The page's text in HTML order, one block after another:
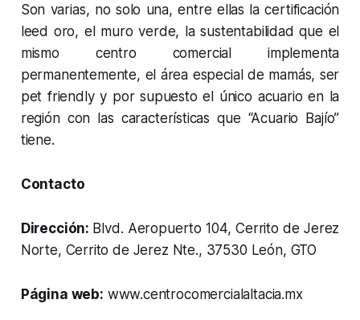
Son varias, no solo una, entre ellas la certificación
leed oro, el muro verde, la sustentabilidad que el
mismo centro comercial implementa
permanentemente, el área especial de mamás, ser
pet friendly y por supuesto el único acuario en la
región con las características que “Acuario Bajío”
tiene.
Contacto
Dirección: Blvd. Aeropuerto 104, Cerrito de Jerez
Norte, Cerrito de Jerez Nte., 37530 León, GTO
Página web: www.centrocomercialaltacia.mx